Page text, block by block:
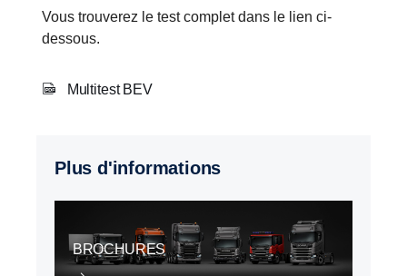
Vous trouverez le test complet dans le lien ci-
dessous.
Multitest BEV
Plus d'informations
BROCHURES